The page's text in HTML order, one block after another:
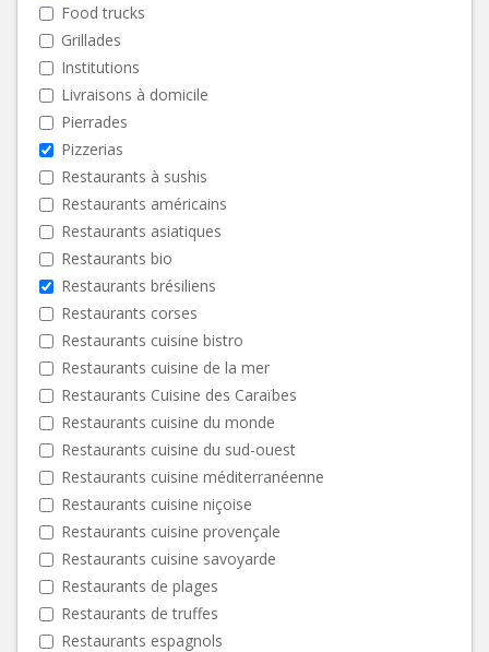
Food trucks
Grillades
Institutions
Livraisons à domicile
Pierrades
Pizzerias
Restaurants à sushis
Restaurants américains
Restaurants asiatiques
Restaurants bio
Restaurants brésiliens
Restaurants corses
Restaurants cuisine bistro
Restaurants cuisine de la mer
Restaurants Cuisine des Caraïbes
Restaurants cuisine du monde
Restaurants cuisine du sud-ouest
Restaurants cuisine méditerranéenne
Restaurants cuisine niçoise
Restaurants cuisine provençale
Restaurants cuisine savoyarde
Restaurants de plages
Restaurants de truffes
Restaurants espagnols